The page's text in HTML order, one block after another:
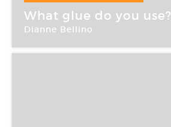
12 Jan -10 Fév 2007
What glue do you use?
Dianne Bellino